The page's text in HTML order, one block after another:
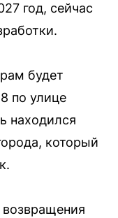
год, сейчас
будет
по улице
находился
который